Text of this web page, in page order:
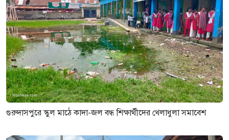
গুরুদাসপুরে স্কুল মাঠে কাদা-জল বন্ধ শিক্ষার্থীদের খেলাধুলা সমাবেশ